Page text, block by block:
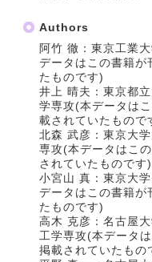
Authors
阿竹 徹：東京工業
データはこの書籍が
たものです)
井上 晴夫：東京都
学専攻(本データは
載されていたもので
北森 武彦：東京大
専攻(本データはこ
されていたものです)
小宮山 真：東京大
データはこの書籍が
たものです)
高木 克彦：名古屋
工学専攻(本データ
掲載されていたもの